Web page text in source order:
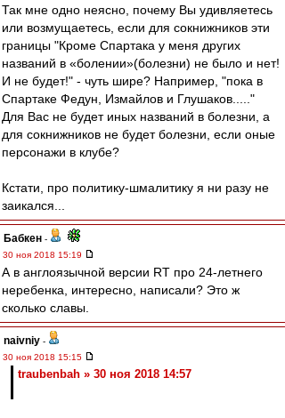
Так мне одно неясно, почему Вы удивляетесь
или возмущаетесь, если для сокнижников эти
границы "Кроме Спартака у меня других
названий в «болении»(болезни) не было и нет!
И не будет!" - чуть шире? Например, "пока в
Спартаке Федун, Измайлов и Глушаков....."
Для Вас не будет иных названий в болезни, а
для сокнижников не будет болезни, если оные
персонажи в клубе?
Кстати, про политику-шмалитику я ни разу не
заикался...
Бабкен -
30 ноя 2018 15:19
А в англоязычной версии RT про 24-летнего
неребенка, интересно, написали? Это ж
сколько славы.
naivniy -
30 ноя 2018 15:15
traubenbah » 30 ноя 2018 14:57